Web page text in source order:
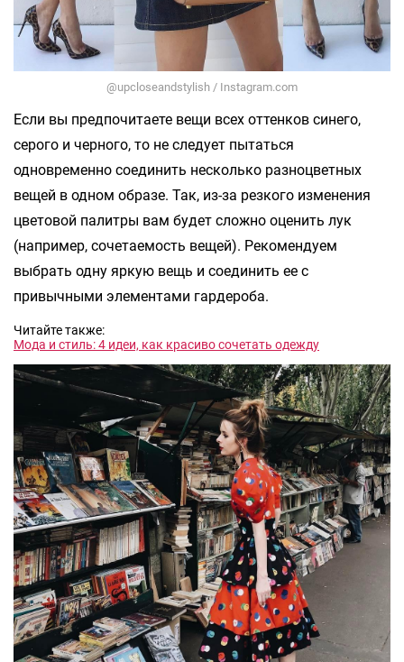
@upcloseandstylish / Instagram.com
Если вы предпочитаете вещи всех оттенков синего,
серого и черного, то не следует пытаться
одновременно соединить несколько разноцветных
вещей в одном образе. Так, из-за резкого изменения
цветовой палитры вам будет сложно оценить лук
(например, сочетаемость вещей). Рекомендуем
выбрать одну яркую вещь и соединить ее с
привычными элементами гардероба.
Читайте также:
Мода и стиль: 4 идеи, как красиво сочетать одежду